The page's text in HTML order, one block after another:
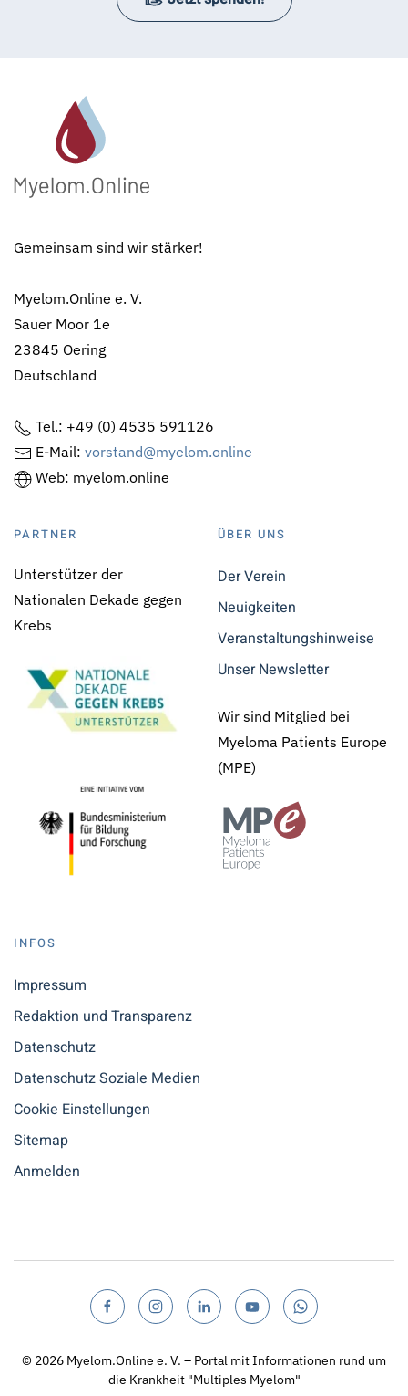
Gemeinsam sind wir stärker!
Myelom.Online e. V.
Sauer Moor 1e
23845 Oering
Deutschland
Tel.: +49 (0) 4535 591126
E-Mail: vorstand@myelom.online
Web: myelom.online
PARTNER
Unterstützer der
Nationalen Dekade gegen
Krebs
ÜBER UNS
Der Verein
Neuigkeiten
Veranstaltungshinweise
Unser Newsletter
Wir sind Mitglied bei
Myeloma Patients Europe
(MPE)
INFOS
Impressum
Redaktion und Transparenz
Datenschutz
Datenschutz Soziale Medien
Cookie Einstellungen
Sitemap
Anmelden
© 2026 Myelom.Online e. V. – Portal mit Informationen rund um
die Krankheit "Multiples Myelom"